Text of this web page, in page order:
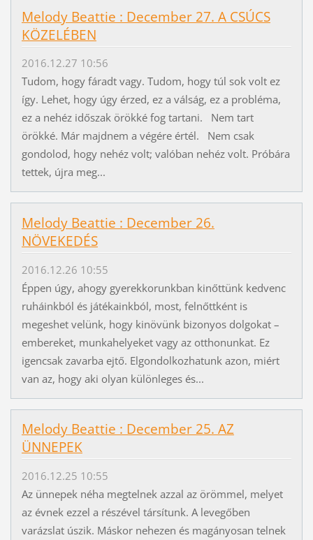
Melody Beattie : December 27. A CSÚCS
KÖZELÉBEN
2016.12.27 10:56
Tudom, hogy fáradt vagy. Tudom, hogy túl sok volt ez
így. Lehet, hogy úgy érzed, ez a válság, ez a probléma,
ez a nehéz időszak örökké fog tartani. Nem tart
örökké. Már majdnem a végére értél. Nem csak
gondolod, hogy nehéz volt; valóban nehéz volt. Próbára
tettek, újra meg...
Melody Beattie : December 26.
NÖVEKEDÉS
2016.12.26 10:55
Éppen úgy, ahogy gyerekkorunkban kinőttünk kedvenc
ruháinkból és játékainkból, most, felnőttként is
megeshet velünk, hogy kinövünk bizonyos dolgokat –
embereket, munkahelyeket vagy az otthonunkat. Ez
igencsak zavarba ejtő. Elgondolkozhatunk azon, miért
van az, hogy aki olyan különleges és...
Melody Beattie : December 25. AZ
ÜNNEPEK
2016.12.25 10:55
Az ünnepek néha megtelnek azzal az örömmel, melyet
az évnek ezzel a részével társítunk. A levegőben
varázslat úszik. Máskor nehezen és magányosan telnek